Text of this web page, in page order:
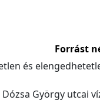
Forrást
és
György utcai